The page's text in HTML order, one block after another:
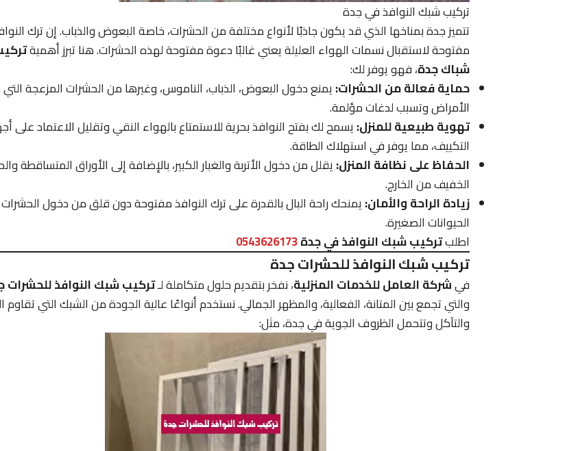
تركيب شبك النوافذ في جدة
تتميز جدة بمناخها الذي قد يكون جاذبًا لأنواع مختلفة من الحشرات، خاصة البعوض والذباب. إن ترك
مفتوحة لاستقبال نسمات الهواء العليلة يعني غالبًا دعوة مفتوحة لهذه الحشرات. هنا تبرز أهمية
شباك جدة، فهو يوفر لك:
حماية فعالة من الحشرات:يمنع دخول البعوض، الذباب، الناموس، وغيرها من الحشرات المزعجة
الأمراض وتسبب لدغات مؤلمة.
تهوية طبيعية للمنزل:يسمح لك بفتح النوافذ بحرية للاستمتاع بالهواء النقي وتقليل الاعتماد على
التكييف، مما يوفر في استهلاك الطاقة.
الحفاظ على نظافة المنزل:يقلل من دخول الأتربة والغبار الكبير، بالإضافة إلى الأوراق المتساقطة
الخفيف من الخارج.
زيادة الراحة والأمان:يمنحك راحة البال بالقدرة على ترك النوافذ مفتوحة دون قلق من دخول
الحيوانات الصغيرة.
اطلبتركيب شبك النوافذ في جدة0543626173
تركيب شبك النوافذ للحشرات جدة
فيشركة العامل للخدمات المنزلية، نفخر بتقديم حلول متكاملة لـتركيب شبك النوافذ للحشرات
والتي تجمع بين المتانة، الفعالية، والمظهر الجمالي. نستخدم أنواعًا عالية الجودة من الشبك التي تقاوم
والتآكل وتتحمل الظروف الجوية في جدة، مثل: